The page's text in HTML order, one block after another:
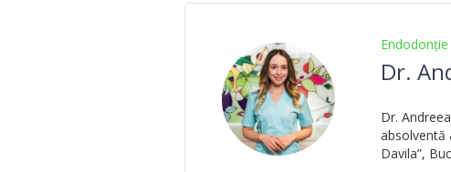
Endodonție
Dr.
Dr.
absolventă
Davila”,